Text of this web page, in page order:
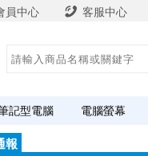
員中心 客服中心
記型電腦 電腦螢幕
報